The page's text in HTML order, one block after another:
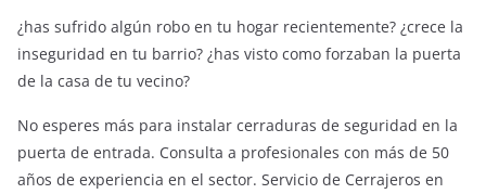
¿has sufrido algún robo en tu hogar recientemente? ¿crece la
inseguridad en tu barrio? ¿has visto como forzaban la puerta
de la casa de tu vecino?
No esperes más para instalar cerraduras de seguridad en la
puerta de entrada. Consulta a profesionales con más de 50
años de experiencia en el sector. Servicio de Cerrajeros en
ENTRETENIMIENTO Y CURIOSIDADES LIBROS CINE Y TV